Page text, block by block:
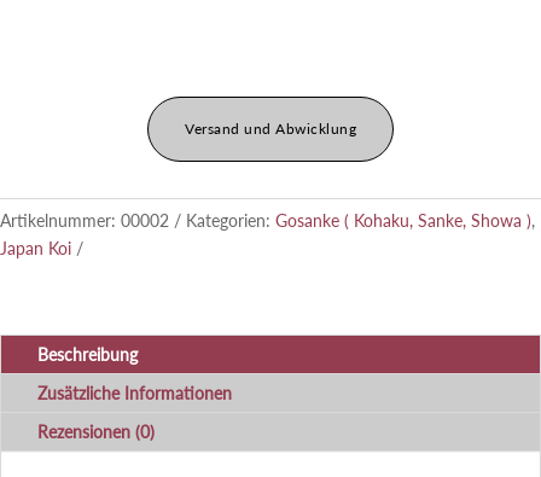
Versand und Abwicklung
Artikelnummer: 00002 Kategorien: Gosanke ( Kohaku, Sanke, Showa ),
Japan Koi
Beschreibung
Zusätzliche Informationen
Rezensionen (0)